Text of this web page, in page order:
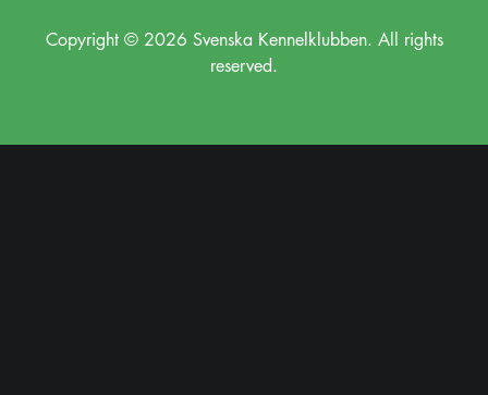
Copyright © 2026 Svenska Kennelklubben. All rights
reserved.